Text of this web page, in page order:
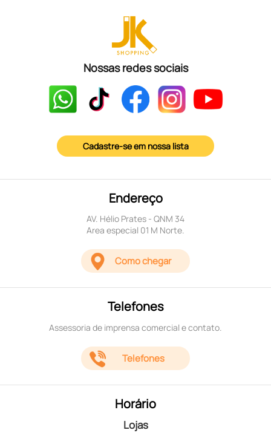
Nossas redes sociais
Cadastre-se em nossa lista
Endereço
AV. Hélio Prates - QNM 34
Area especial 01 M Norte.
Como chegar
Telefones
Assessoria de imprensa comercial e contato.
Telefones
Horário
Lojas